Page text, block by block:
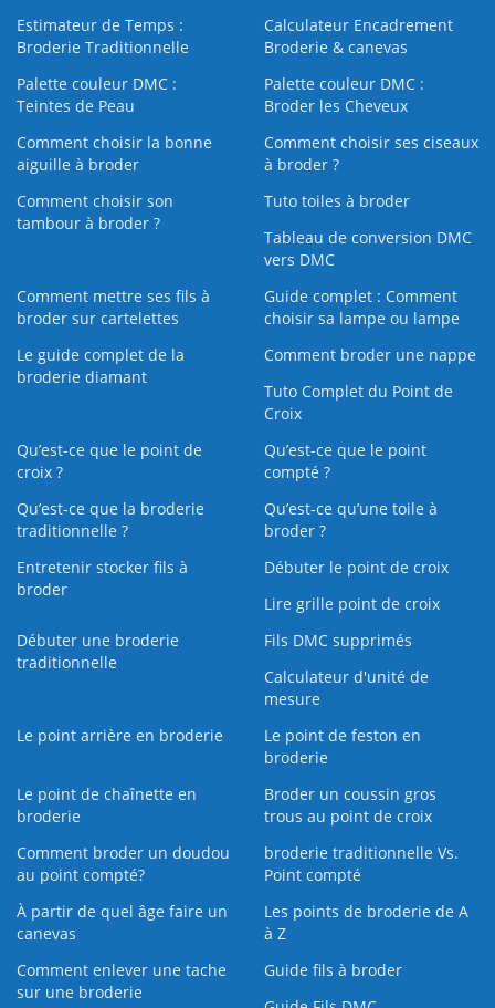
Estimateur de Temps :
Broderie Traditionnelle
Calculateur Encadrement
Broderie & canevas
Palette couleur DMC :
Teintes de Peau
Palette couleur DMC :
Broder les Cheveux
Comment choisir la bonne
aiguille à broder
Comment choisir ses ciseaux
à broder ?
Comment choisir son
tambour à broder ?
Tuto toiles à broder
Tableau de conversion DMC
vers DMC
Comment mettre ses fils à
broder sur cartelettes
Guide complet : Comment
choisir sa lampe ou lampe
Le guide complet de la
broderie diamant
Comment broder une nappe
Tuto Complet du Point de
Croix
Qu’est-ce que le point de
croix ?
Qu’est-ce que le point
compté ?
Qu’est-ce que la broderie
traditionnelle ?
Qu’est‑ce qu’une toile à
broder ?
Entretenir stocker fils à
broder
Débuter le point de croix
Lire grille point de croix
Débuter une broderie
traditionnelle
Fils DMC supprimés
Calculateur d'unité de
mesure
Le point arrière en broderie
Le point de feston en
broderie
Le point de chaînette en
broderie
Broder un coussin gros
trous au point de croix
Comment broder un doudou
au point compté?
broderie traditionnelle Vs.
Point compté
À partir de quel âge faire un
canevas
Les points de broderie de A
à Z
Comment enlever une tache
sur une broderie
Guide fils à broder